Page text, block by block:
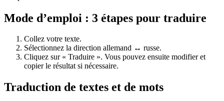
Mode d’emploi : 3 étapes pour traduire
Collez votre texte.
Sélectionnez la direction allemand ↔ russe.
Cliquez sur « Traduire ». Vous pouvez ensuite modifier et
copier le résultat si nécessaire.
Traduction de textes et de mots